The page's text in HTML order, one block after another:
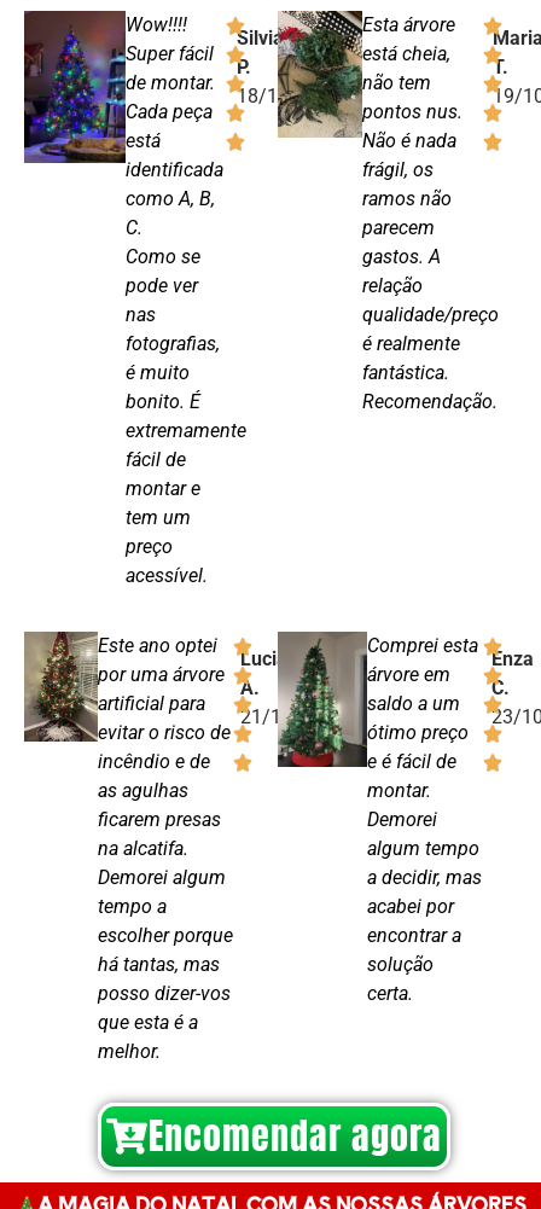
Wow!!!!
Super fácil
de montar.
Cada peça
está
identificada
como A, B,
C.
Como se
pode ver
nas
fotografias,
é muito
bonito. É
extremamente
fácil de
montar e
tem um
preço
acessível.
Silvia
P.
18/10/24
Esta árvore
está cheia,
não tem
pontos nus.
Não é nada
frágil, os
ramos não
parecem
gastos. A
relação
qualidade/preço
é realmente
fantástica.
Recomendação.
T.
19/
Este ano optei
por uma árvore
artificial para
evitar o risco de
incêndio e de
as agulhas
ficarem presas
na alcatifa.
Demorei algum
tempo a
escolher porque
há tantas, mas
posso dizer-vos
que esta é a
melhor.
Lucia
A.
21/10/24
Comprei esta
árvore em
saldo a um
ótimo preço
e é fácil de
montar.
Demorei
algum tempo
a decidir, mas
acabei por
encontrar a
solução
certa.
Enza
C.
23/
Encomendar agora